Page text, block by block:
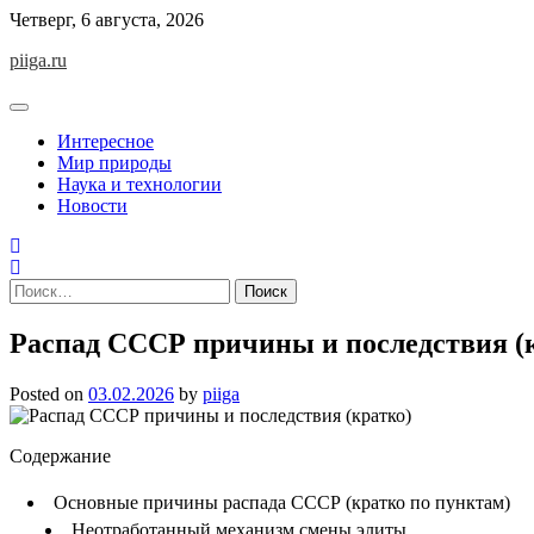
Skip
content
Четверг, 6 августа, 2026
piiga.ru
Интересное
Мир природы
Наука и технологии
Новости
Найти:
Распад СССР причины и последствия
Posted on 03.02.2026 by piiga
Содержание
Основные причины распада СССР (кратко по пунктам)
Неотработанный механизм смены элиты